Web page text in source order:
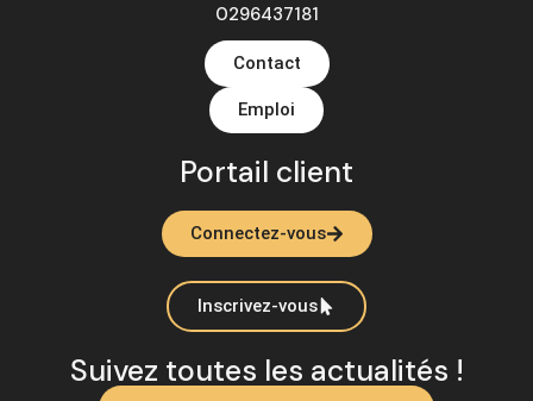
0296437181
Contact
Emploi
Portail client
Connectez-vous
Inscrivez-vous
Suivez toutes les actualités !